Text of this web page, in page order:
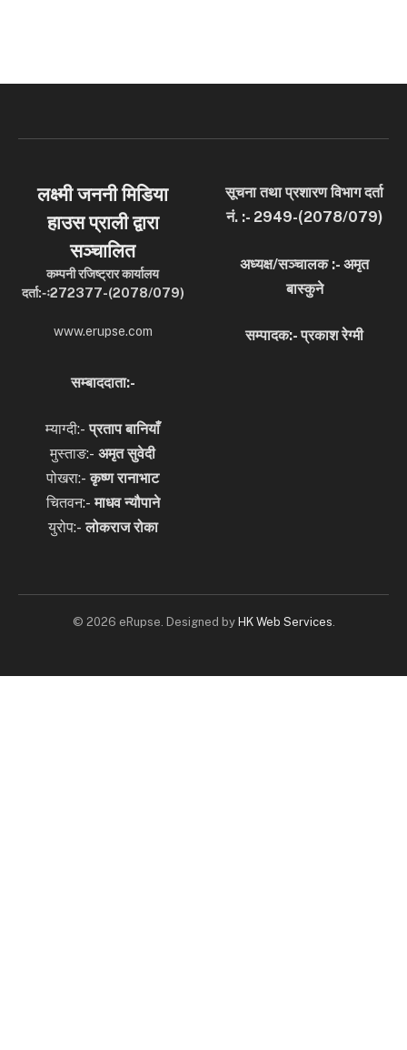
लक्ष्मी जननी मिडिया
हाउस प्राली द्वारा
सञ्चालित
कम्पनी रजिष्ट्रार कार्यालय
दर्ता:-ः272377-(2078/079)
www.erupse.com
सूचना तथा प्रशारण विभाग दर्ता
नं. :- 2949-(2078/079)
अध्यक्ष/सञ्चालक :- अमृत
बास्कुने
सम्पादक:- प्रकाश रेग्मी
सम्बाददाता:-
म्याग्दी:-प्रताप बानियाँ
मुस्ताङ:- अमृत सुवेदी
पोखरा:-कृष्ण रानाभाट
चितवन:-माधव न्यौपाने
युरोप:-लोकराज रोका
© 2026 eRupse. Designed by HK Web Services